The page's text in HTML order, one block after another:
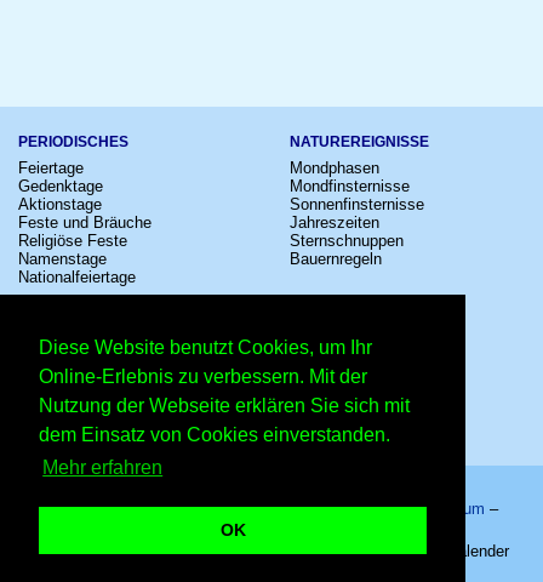
Diese Website benutzt Cookies, um Ihr
Online-Erlebnis zu verbessern. Mit der
Nutzung der Webseite erklären Sie sich mit
dem Einsatz von Cookies einverstanden.
Mehr erfahren
OK
PERIODISCHES
Feiertage
Gedenktage
Aktionstage
Feste und Bräuche
Religiöse Feste
Namenstage
Nationalfeiertage
NATUREREIGNISSE
Mondphasen
Mondfinsternisse
Sonnenfinsternisse
Jahreszeiten
Sternschnuppen
Bauernregeln
Kinostarts
Festivals
Fußball
Comedy
Shows
Sternzeichen
Schalttage
Messen
Erinnerungen
Volksfeste
Startseite–Kalender–Lexikon–App–Sitemap–Impressum –
Datenschutzhinweis
Blasheimer Markt in Lübbecke – Copyright © 2026 Kleiner Kalender